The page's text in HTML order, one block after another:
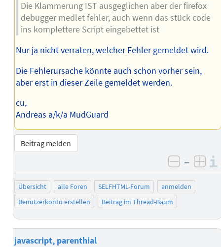
Die Klammerung IST ausgeglichen aber der firefox
debugger medlet fehler, auch wenn das stück code
ins komplettere Script eingebettet ist
Nur ja nicht verraten, welcher Fehler gemeldet wird.
Die Fehlerursache könnte auch schon vorher sein,
aber erst in dieser Zeile gemeldet werden.
cu,
Andreas a/k/a MudGuard
Beitrag melden
negativ
–
Übersicht alle Foren SELFHTML-Forum
anmelden
Benutzerkonto erstellen
Beitrag im Thread-Baum
javascript, parenthial